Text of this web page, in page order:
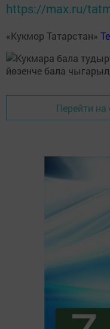
https://max.ru/
«Кукмор Татарстан»
Перейти на